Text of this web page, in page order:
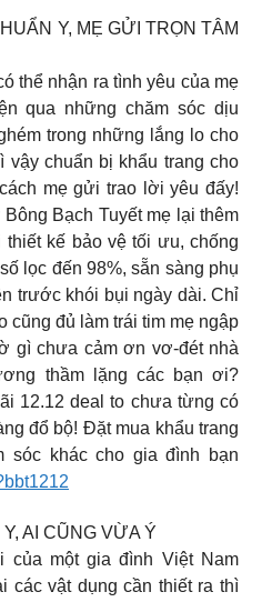
Y, MẸ GỬI TRỌN TÂM
thể nhận ra tình yêu của mẹ
qua những chăm sóc dịu
trong những lắng lo cho
vậy chuẩn bị khẩu trang cho
mẹ gửi trao lời yêu đấy!
Bạch Tuyết mẹ lại thêm
kế bảo vệ tối ưu, chống
lọc đến 98%, sẵn sàng phụ
trước khói bụi ngày dài. Chỉ
cũng đủ làm trái tim mẹ ngập
gì chưa cảm ơn vơ-đét nhà
thầm lặng các bạn ơi?
12.12 deal to chưa từng có
đổ bộ! Đặt mua khẩu trang
sóc khác cho gia đình bạn
AI CŨNG VỪA Ý
của một gia đình Việt Nam
các vật dụng cần thiết ra thì